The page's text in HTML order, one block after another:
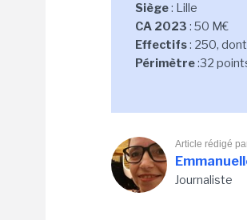
Siège: Lille
CA 2023 : 50 M€
Effectifs: 250,
Périmètre:32
Article rédigé
Journaliste